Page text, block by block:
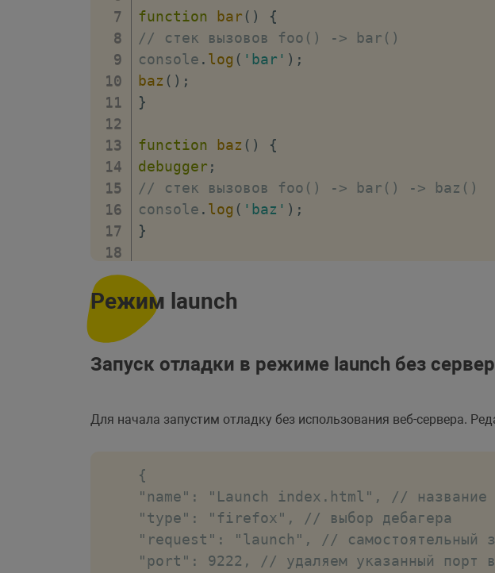
function bar ( )
{
// стек вызовов foo() -> bar()
console . log ( 'bar' ) ;
baz ( ) ;
}
function baz ( )
{
debugger ;
// стек вызовов foo() -> bar() -> baz()
console . log ( 'baz' ) ;
}
Режим launch
Запуск отладки в режиме launch без
Для начала запустим отладку без использования веб-сервера.
{
"name": "Launch index.html", // название
"type": "firefox", // выбор дебагера
"request": "launch", // самостоятельный
"port": 9222, // удаляем указанный порт